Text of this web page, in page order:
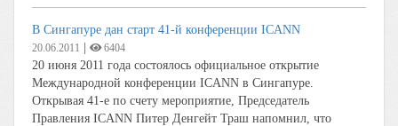
В Сингапуре дан старт 41-й конференции ICANN
20.06.2011 6404
20 июня 2011 года состоялось официальное открытие
Международной конференции ICANN в Сингапуре.
Открывая 41-е по счету мероприятие, Председатель
Правления ICANN Питер Денгейт Траш напомнил, что